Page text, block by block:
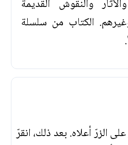
والنقوش القديمة
الكتاب من سلسلة
الزرّ أعلاه. بعد ذلك، انقرّ